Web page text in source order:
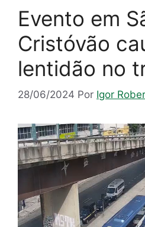
Evento em
Cristóvão
lentidão no
28/06/2024 Por Igor